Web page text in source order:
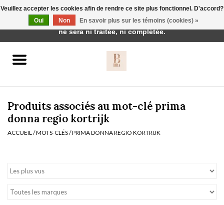
vêtements de nuit
Homewear
Produits associés au mot-clé prima
donna regio kortrijk
ACCUEIL /MOTS-CLÉS/PRIMA DONNA REGIO KORTRIJK
Veuillez accepter les cookies afin de rendre ce site plus fonctionnel. D'accord?
Oui
Non En savoir plus sur les témoins (cookies) »
Cette boutique est en construction. Toute commande passée
ne sera ni traitée, ni complétée.